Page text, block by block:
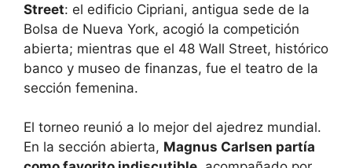
Street: el edificio Cipriani, antigua sede de la
Bolsa de Nueva York, acogió la competición
abierta; mientras que el 48 Wall Street, histórico
banco y museo de finanzas, fue el teatro de la
sección femenina.
El torneo reunió a lo mejor del ajedrez mundial.
En la sección abierta, Magnus Carlsen partía